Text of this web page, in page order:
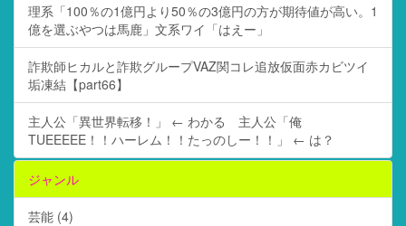
理系「100％の1億円より50％の3億円の方が期待値が高い。1
億を選ぶやつは馬鹿」文系ワイ「はえー」
詐欺師ヒカルと詐欺グループVAZ関コレ追放仮面赤カビツイ
垢凍結【part66】
主人公「異世界転移！」 ← わかる 主人公「俺
TUEEEEE！！ハーレム！！たっのしー！！」 ← は？
ジャンル
芸能 (4)